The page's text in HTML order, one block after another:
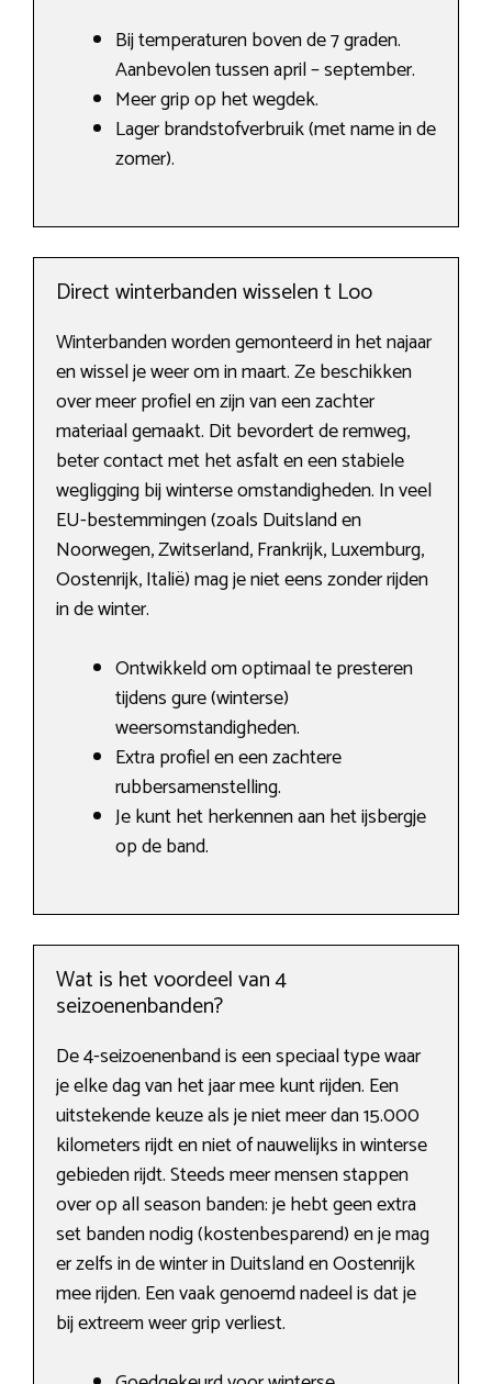
Bij temperaturen boven de 7 graden.
Aanbevolen tussen april – september.
Meer grip op het wegdek.
Lager brandstofverbruik (met name in de
zomer).
Direct winterbanden wisselen t Loo
Winterbanden worden gemonteerd in het najaar
en wissel je weer om in maart. Ze beschikken
over meer profiel en zijn van een zachter
materiaal gemaakt. Dit bevordert de remweg,
beter contact met het asfalt en een stabiele
wegligging bij winterse omstandigheden. In veel
EU-bestemmingen (zoals Duitsland en
Noorwegen, Zwitserland, Frankrijk, Luxemburg,
Oostenrijk, Italië) mag je niet eens zonder rijden
in de winter.
Ontwikkeld om optimaal te presteren
tijdens gure (winterse)
weersomstandigheden.
Extra profiel en een zachtere
rubbersamenstelling.
Je kunt het herkennen aan het ijsbergje
op de band.
Wat is het voordeel van 4
seizoenenbanden?
De 4-seizoenenband is een speciaal type waar
je elke dag van het jaar mee kunt rijden. Een
uitstekende keuze als je niet meer dan 15.000
kilometers rijdt en niet of nauwelijks in winterse
gebieden rijdt. Steeds meer mensen stappen
over op all season banden: je hebt geen extra
set banden nodig (kostenbesparend) en je mag
er zelfs in de winter in Duitsland en Oostenrijk
mee rijden. Een vaak genoemd nadeel is dat je
bij extreem weer grip verliest.